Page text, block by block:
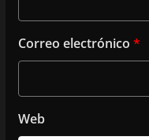
Correo electrónico *
Web